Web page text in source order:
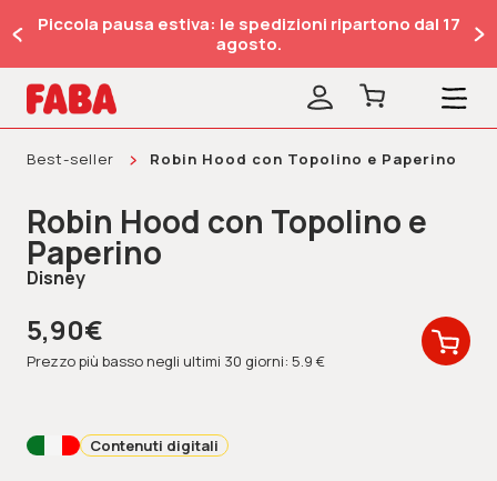
Piccola pausa estiva: le spedizioni ripartono dal 17
agosto.
Best-seller Robin Hood con Topolino e Paperino
Robin Hood con Topolino e
Paperino
Disney
5,90€
Prezzo più basso negli ultimi 30 giorni: 5.9 €
Contenuti digitali